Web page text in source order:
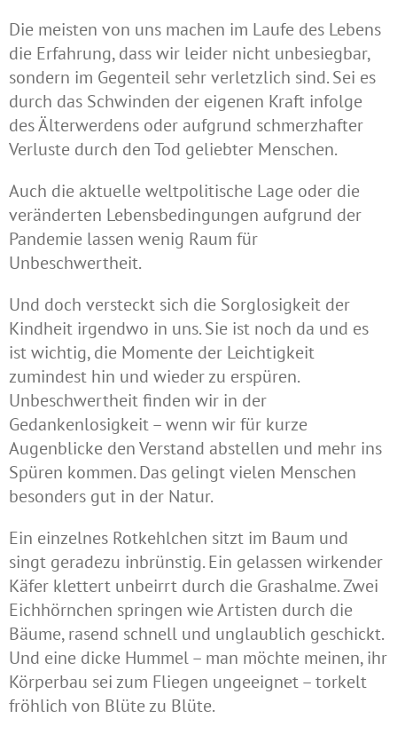
Die meisten von uns machen im Laufe des Lebens
die Erfahrung, dass wir leider nicht unbesiegbar,
sondern im Gegenteil sehr verletzlich sind. Sei es
durch das Schwinden der eigenen Kraft infolge
des Älterwerdens oder aufgrund schmerzhafter
Verluste durch den Tod geliebter Menschen.
Auch die aktuelle weltpolitische Lage oder die
veränderten Lebensbedingungen aufgrund der
Pandemie lassen wenig Raum für
Unbeschwertheit.
Und doch versteckt sich die Sorglosigkeit der
Kindheit irgendwo in uns. Sie ist noch da und es
ist wichtig, die Momente der Leichtigkeit
zumindest hin und wieder zu erspüren.
Unbeschwertheit finden wir in der
Gedankenlosigkeit – wenn wir für kurze
Augenblicke den Verstand abstellen und mehr ins
Spüren kommen. Das gelingt vielen Menschen
besonders gut in der Natur.
Ein einzelnes Rotkehlchen sitzt im Baum und
singt geradezu inbrünstig. Ein gelassen wirkender
Käfer klettert unbeirrt durch die Grashalme. Zwei
Eichhörnchen springen wie Artisten durch die
Bäume, rasend schnell und unglaublich geschickt.
Und eine dicke Hummel – man möchte meinen, ihr
Körperbau sei zum Fliegen ungeeignet – torkelt
fröhlich von Blüte zu Blüte.